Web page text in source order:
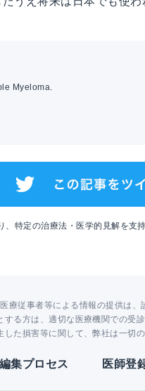
Myeloma.
特定の治療法・医学的見解を支
療従事者等による情報の提供は
する方は、適切な医療機関での受
た損害等に関して、弊社は一切
編集プロセス 医師登